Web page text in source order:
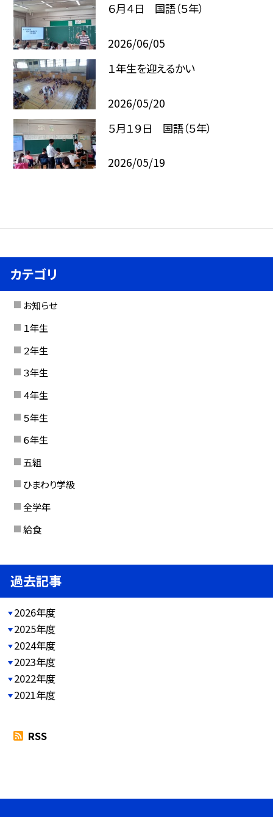
６月４日 国語（５年）
2026/06/05
１年生を迎えるかい
2026/05/20
５月１９日 国語（５年）
2026/05/19
カテゴリ
お知らせ
１年生
２年生
３年生
４年生
５年生
６年生
五組
ひまわり学級
全学年
給食
過去記事
2026年度
2025年度
2024年度
2023年度
2022年度
2021年度
RSS